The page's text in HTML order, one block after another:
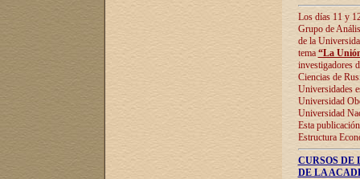
Los días 11 y
Grupo de
de la
tema “La
investigadores
Ciencias de
Universidades
Universidad
Universidad
Esta
Estructura
CURSOS
DE LA